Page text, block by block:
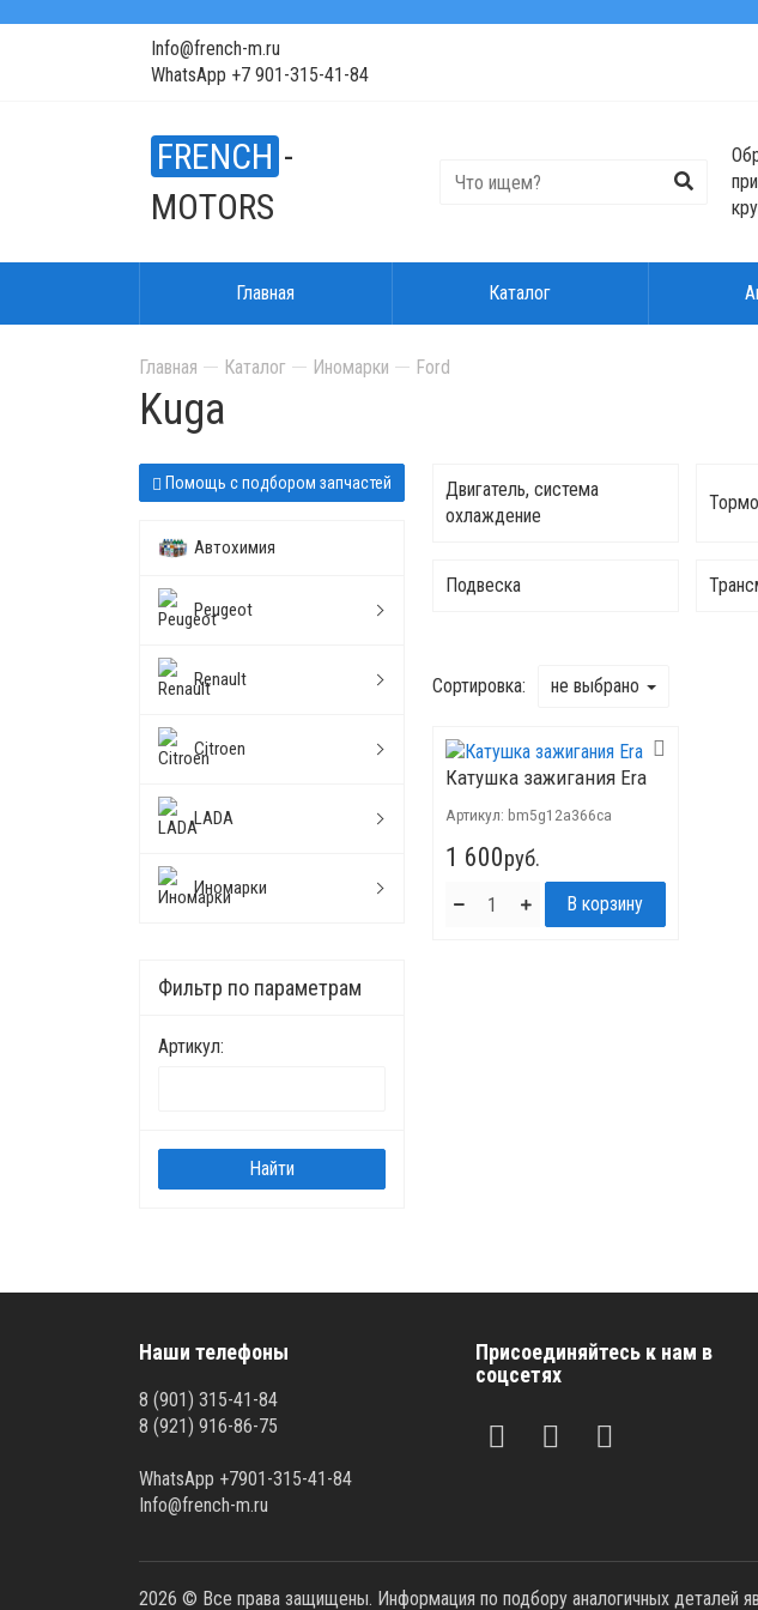
Info@french-m.ru
WhatsApp +7 901-315-41-84
FRENCH -
MOTORS
Главная Каталог
Главная Каталог Иномарки Ford
Kuga
Помощь с подбором запчастей
Автохимия
Peugeot
Renault
Citroen
LADA
Иномарки
Фильтр по параметрам
Артикул:
Двигатель, система
охлаждение
Подвеска
Сортировка: не выбрано
Катушка зажигания Era
Артикул: bm5g12a366ca
1 600руб.
Наши телефоны
8 (901) 315-41-84
8 (921) 916-86-75
WhatsApp +7901-315-41-84
Info@french-m.ru
Присоединяйтесь к нам в
соцсетях
2026 © Все права защищены. Информация по подбору аналогичных деталей